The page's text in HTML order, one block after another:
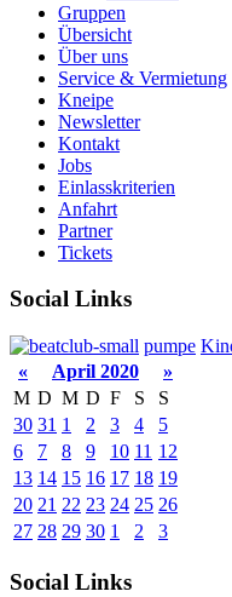
Gruppen
Übersicht
Über uns
Service & Vermietung
Kneipe
Newsletter
Kontakt
Jobs
Einlasskriterien
Anfahrt
Partner
Tickets
Social Links
pumpe
«
April 2020
»
M D M D F S
S
30 31 1 2 3 4
5
6
7 8 9 10 11 12
13 14 15 16 17 18 19
20 21 22 23 24 25 26
27 28 29 30 1 2 3
Social Links